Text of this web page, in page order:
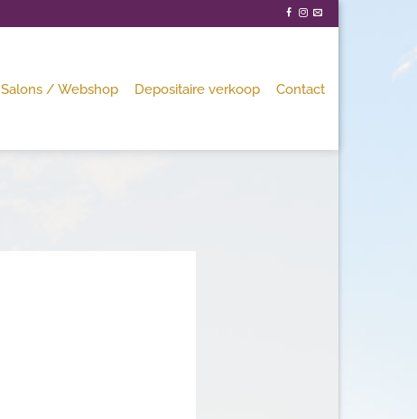
Salons / Webshop Depositaire verkoop Contact